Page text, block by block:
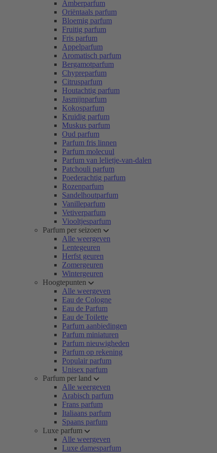
Amberparfum
Oriëntaals parfum
Bloemig parfum
Fruitig parfum
Fris parfum
Appelparfum
Aromatisch parfum
Bergamotparfum
Chypreparfum
Citrusparfum
Houtachtig parfum
Jasmijnparfum
Kokosparfum
Kruidig parfum
Muskus parfum
Oud parfum
Parfum fris linnen
Parfum molecuul
Parfum van lelietje-van-dalen
Patchouli parfum
Poederachtig parfum
Rozenparfum
Sandelhoutparfum
Vanilleparfum
Vetiverparfum
Viooltjesparfum
Parfum per seizoen
Alle weergeven
Lentegeuren
Herfst geuren
Zomergeuren
Wintergeuren
Hoogtepunten
Alle weergeven
Eau de Cologne
Eau de Parfum
Eau de Toilette
Parfum aanbiedingen
Parfum miniaturen
Parfum nieuwigheden
Parfum op rekening
Populair parfum
Unisex parfum
Parfum per land
Alle weergeven
Arabisch parfum
Frans parfum
Italiaans parfum
Spaans parfum
Luxe parfum
Alle weergeven
Luxe damesparfum